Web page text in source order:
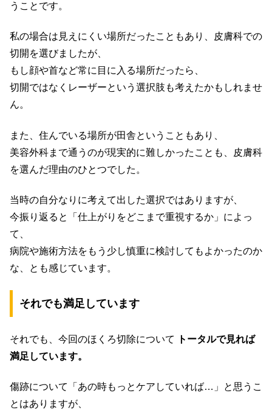
うことです。
私の場合は見えにくい場所だったこともあり、皮膚科での
切開を選びましたが、
もし顔や首など常に目に入る場所だったら、
切開ではなくレーザーという選択肢も考えたかもしれませ
ん。
また、住んでいる場所が田舎ということもあり、
美容外科まで通うのが現実的に難しかったことも、皮膚科
を選んだ理由のひとつでした。
当時の自分なりに考えて出した選択ではありますが、
今振り返ると「仕上がりをどこまで重視するか」によっ
て、
病院や施術方法をもう少し慎重に検討してもよかったのか
な、とも感じています。
それでも満足しています
それでも、今回のほくろ切除について
トータルで見れば
満足しています。
傷跡について「あの時もっとケアしていれば…」と思うこ
とはありますが、